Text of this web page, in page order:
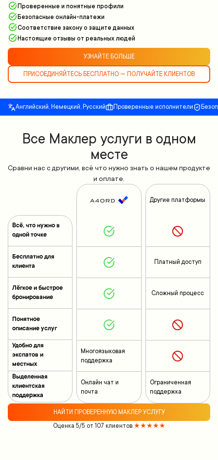
Проверенные и понятные профили
Безопасные онлайн-платежи
Соответствие закону о защите данных
Настоящие отзывы от реальных людей
УЗНАЙТЕ БОЛЬШЕ
ПРИСОЕДИНЯЙТЕСЬ БЕСПЛАТНО — ПОЛУЧАЙТЕ КЛИЕНТОВ
Английский, Немецкий, Русский Проверенные исполнители
Все Маклер услуги в одном
месте
Сравни нас с другими, всё что нужно знать о нашем продукте
и оплате.
Всё, что нужно в
одной точке
Бесплатно для
клиента
Лёгкое и быстрое
бронирование
Понятное
описание услуг
Удобно для
экспатов и
местных
Выделенная
клиентская
поддержка
Многоязыковая
поддержка
Онлайн чат и
почта
Другие платформы
Платный доступ
Сложный процесс
Ограниченная
поддержка
НАЙТИ ПРОВЕРЕННУЮ МАКЛЕР УСЛУГУ
Оценка 5/5 от 107 клиентов ★★★★★